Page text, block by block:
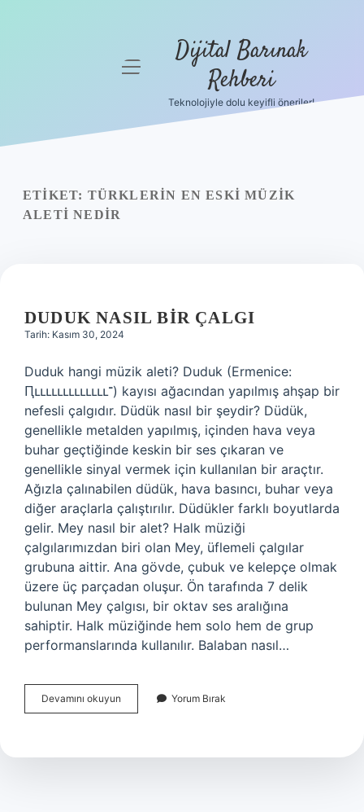
Yasal Uyarı
menüyü
Dijital Barınak
Rehberi
Teknolojiyle dolu keyifli öneriler!
ETIKET: TÜRKLERIN EN ESKI MÜZIK
ALETI NEDIR
DUDUK NASIL BIR ÇALGI
Tarih: Kasım 30, 2024
Duduk hangi müzik aleti? Duduk (Ermenice:
Ԥւււււււււււււ־) kayısı ağacından yapılmış ahşap bir
nefesli çalgıdır. Düdük nasıl bir şeydir? Düdük,
genellikle metalden yapılmış, içinden hava veya
buhar geçtiğinde keskin bir ses çıkaran ve
genellikle sinyal vermek için kullanılan bir araçtır.
Ağızla çalınabilen düdük, hava basıncı, buhar veya
diğer araçlarla çalıştırılır. Düdükler farklı boyutlarda
gelir. Mey nasıl bir alet? Halk müziği
çalgılarımızdan biri olan Mey, üflemeli çalgılar
grubuna aittir. Ana gövde, çubuk ve kelepçe olmak
üzere üç parçadan oluşur. Ön tarafında 7 delik
bulunan Mey çalgısı, bir oktav ses aralığına
sahiptir. Halk müziğinde hem solo hem de grup
performanslarında kullanılır. Balaban nasıl…
Devamını okuyun
Nasıl
Yorum Bırak